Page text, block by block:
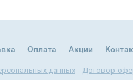
Оплата Акции
данных Договор-